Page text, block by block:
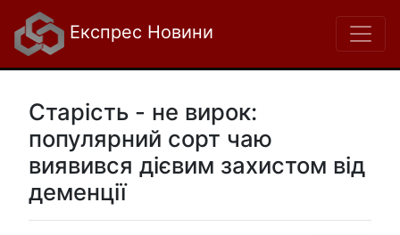
Експрес Новини
Старість - не вирок:
популярний сорт чаю
виявився дієвим захистом від
деменції